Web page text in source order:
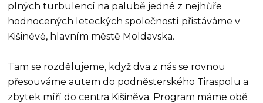
plných turbulencí na palubě jedné z nejhůře
hodnocených leteckých společností přistáváme v
Kišiněvě, hlavním městě Moldavska.
Tam se rozdělujeme, když dva z nás se rovnou
přesouváme autem do podněsterského Tiraspolu a
zbytek míří do centra Kišiněva. Program máme obě